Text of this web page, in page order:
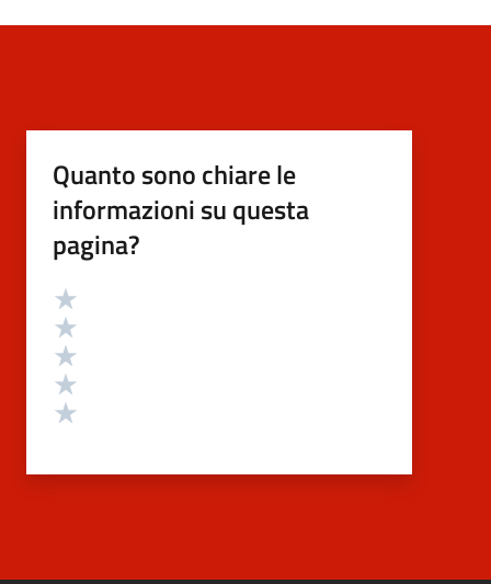
Quanto sono chiare le
informazioni su questa
pagina?
Valutazione